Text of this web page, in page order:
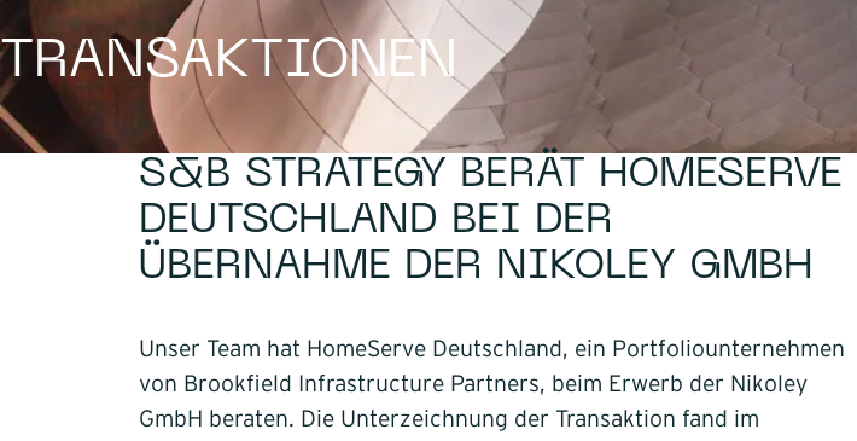
TRANSAKTIONEN
S&B STRATEGY BERÄT HOMESERVE
DEUTSCHLAND BEI DER
ÜBERNAHME DER NIKOLEY GMBH
Unser Team hat HomeServe Deutschland, ein Portfoliounternehmen
von Brookfield Infrastructure Partners, beim Erwerb der Nikoley
GmbH beraten. Die Unterzeichnung der Transaktion fand im
Infrastruktur
Logistik